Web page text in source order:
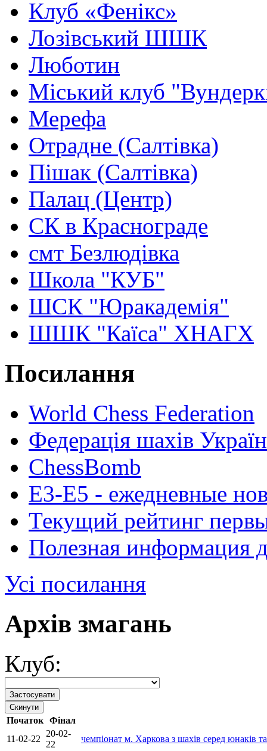
Клуб «Фенікс»
Лозівський ШШК
Люботин
Міський клуб
Мерефа
Отрадне (Салтівка)
Пішак (Салтівка)
Палац (Центр)
СК в Краснограде
смт Безлюдівка
Школа "КУБ"
ШСК "Юракадемія"
ШШК "Каїса" ХНАГХ
Посилання
World Chess Federation
Федерація шахів
ChessBomb
E3-E5 - ежедневные
Текущий рейтинг
Полезная информация
Усі посилання
Архів змагань
Клуб:
Початок Фінал
11-02-22
20-02-
22
чемпіонат м. Харкова з шахів серед юнаків